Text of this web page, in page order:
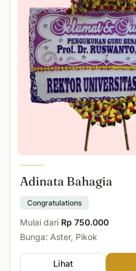
Adinata Bahagia
Congratulations
Mulai dari Rp 750.000
Bunga: Aster, Pikok
Lihat